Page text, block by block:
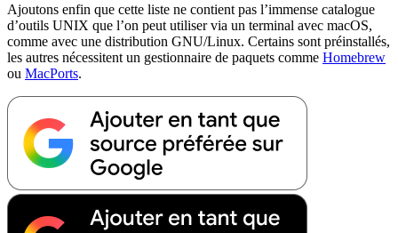
Ajoutons enfin que cette liste ne contient pas l’immense catalogue
d’outils UNIX que l’on peut utiliser via un terminal avec macOS,
comme avec une distribution GNU/Linux. Certains sont préinstallés,
les autres nécessitent un gestionnaire de paquets comme Homebrew
ou MacPorts.